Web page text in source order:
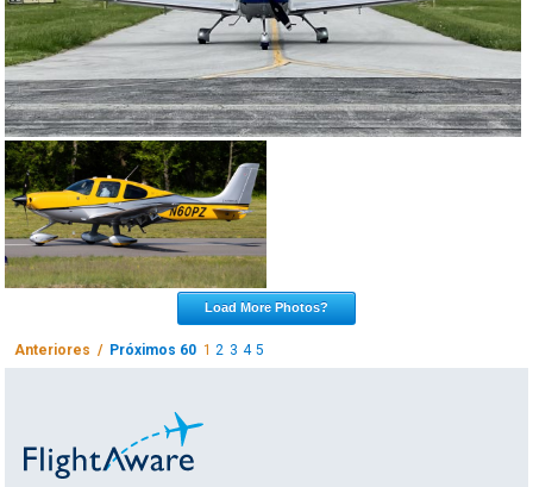
Load More Photos?
Anteriores / Próximos 60 1 2 3 4 5